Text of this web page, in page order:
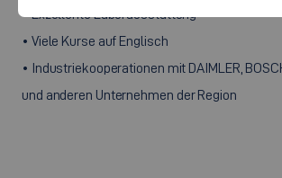
• Exzellente Laborausstattung
• Viele Kurse auf Englisch
• Industriekooperationen mit DAIMLER,
und anderen Unternehmen der Region